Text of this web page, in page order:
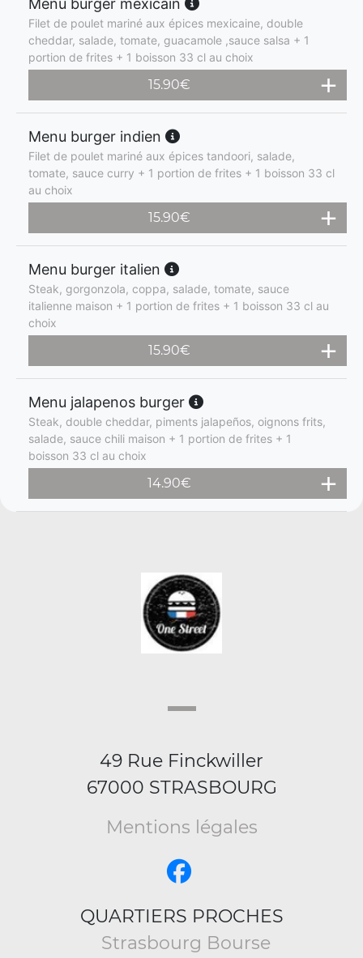
Menu burger mexicain
Filet de poulet mariné aux épices mexicaine, double
cheddar, salade, tomate, guacamole ,sauce salsa + 1
portion de frites + 1 boisson 33 cl au choix
15.90€
Menu burger indien
Filet de poulet mariné aux épices tandoori, salade,
tomate, sauce curry + 1 portion de frites + 1 boisson 33 cl
au choix
15.90€
Menu burger italien
Steak, gorgonzola, coppa, salade, tomate, sauce
italienne maison + 1 portion de frites + 1 boisson 33 cl au
choix
15.90€
Menu jalapenos burger
Steak, double cheddar, piments jalapeños, oignons frits,
salade, sauce chili maison + 1 portion de frites + 1
boisson 33 cl au choix
14.90€
49 Rue Finckwiller
67000 STRASBOURG
Mentions légales
QUARTIERS PROCHES
Strasbourg Bourse